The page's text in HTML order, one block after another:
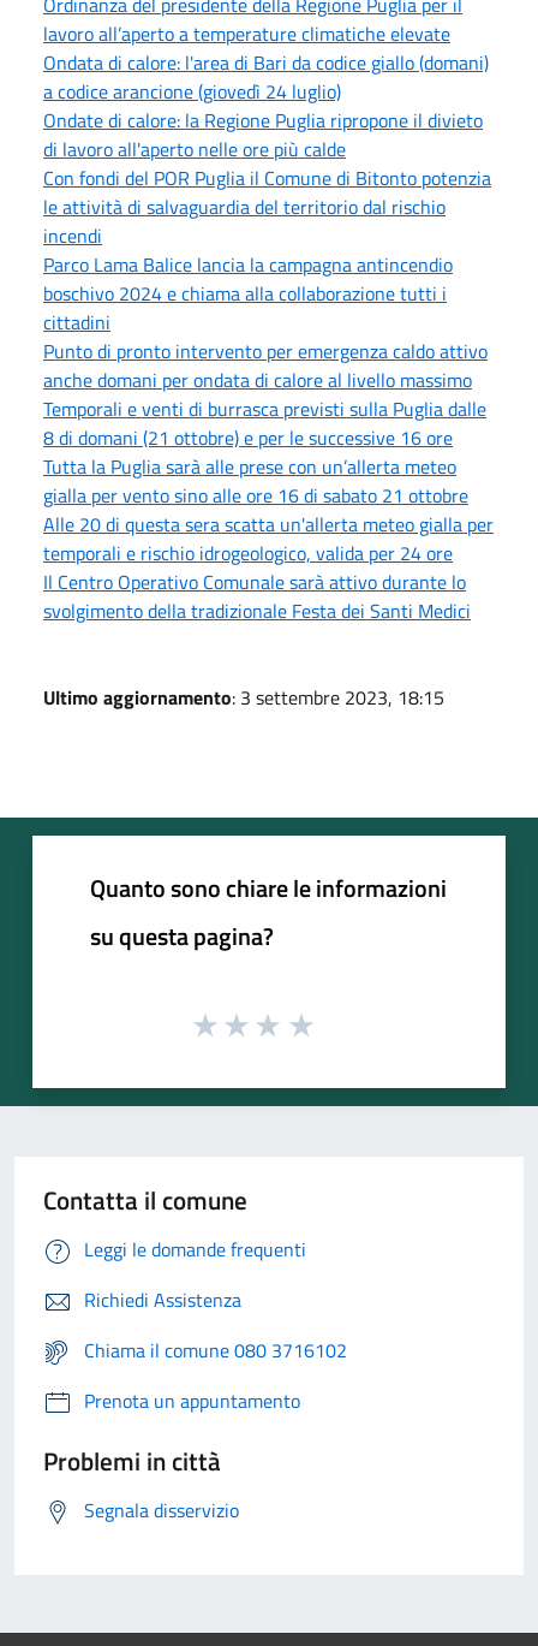
lavoro all’aperto a temperature climatiche elevate
Ondata di calore: l'area di Bari da codice giallo (domani)
a codice arancione (giovedì 24 luglio)
Ondate di calore: la Regione Puglia ripropone il divieto
di lavoro all'aperto nelle ore più calde
Con fondi del POR Puglia il Comune di Bitonto potenzia
le attività di salvaguardia del territorio dal rischio
incendi
Parco Lama Balice lancia la campagna antincendio
boschivo 2024 e chiama alla collaborazione tutti i
cittadini
Punto di pronto intervento per emergenza caldo attivo
anche domani per ondata di calore al livello massimo
Temporali e venti di burrasca previsti sulla Puglia dalle
8 di domani (21 ottobre) e per le successive 16 ore
Tutta la Puglia sarà alle prese con un’allerta meteo
gialla per vento sino alle ore 16 di sabato 21 ottobre
Alle 20 di questa sera scatta un'allerta meteo gialla per
temporali e rischio idrogeologico, valida per 24 ore
Il Centro Operativo Comunale sarà attivo durante lo
svolgimento della tradizionale Festa dei Santi Medici
Ultimo aggiornamento: 3 settembre 2023, 18:15
Quanto sono chiare le informazioni
su questa pagina?
Contatta il comune
Leggi le domande frequenti
Richiedi Assistenza
Chiama il comune 080 3716102
Prenota un appuntamento
Problemi in città
Segnala disservizio